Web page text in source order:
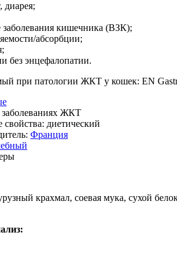
диарея;
заболевания кишечника (ВЗК);
абсорбции;
без энцефалопатии.
при патологии ЖКТ у кошек: EN
ЖКТ
диетический
Франция
крахмал, соевая мука, сухой